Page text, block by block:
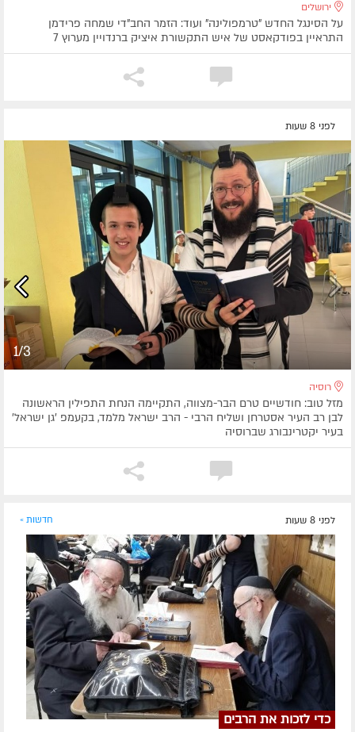
ירושלים
על הסינגל החדש "טרמפולינה" ועוד: הזמר החב"די שמחה פרידמן
התראיין בפודקאסט של איש התקשורת איציק ברנדויין מערוץ 7
לפני 8 שעות
1/3
רוסיה
מזל טוב: חודשיים טרם הבר-מצווה, התקיימה הנחת התפילין הראשונה
לבן רב העיר אסטרחן ושליח הרבי - הרב ישראל מלמד, בקעמפ 'גן ישראל'
בעיר יקטרינבורג שברוסיה
לפני 8 שעות חדשות »
כדי לזכות את הרבים